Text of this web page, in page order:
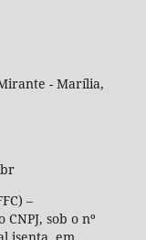
- Marília,
–
sob o nº